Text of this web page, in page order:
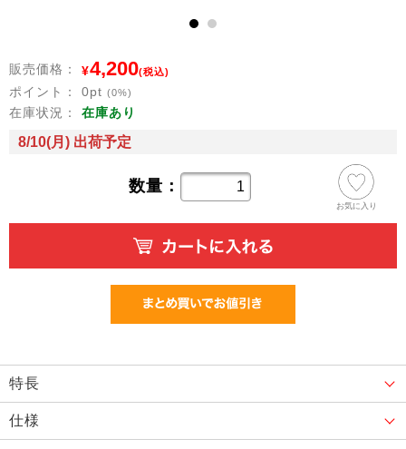
販売価格： ¥4,200(税込)
ポイント： 0pt (0%)
在庫状況： 在庫あり
8/10(月) 出荷予定
数量：
お気に入り
特長
仕様